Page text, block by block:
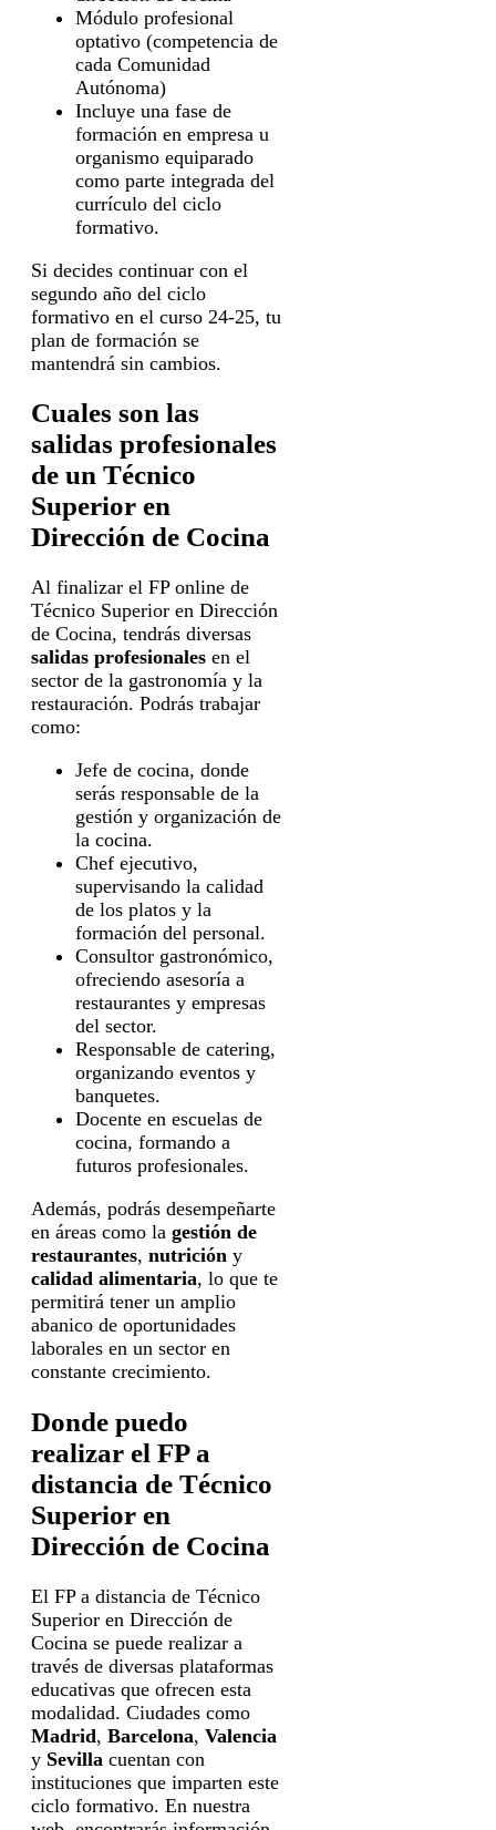
Módulo profesional
optativo (competencia de
cada Comunidad
Autónoma)
Incluye una fase de
formación en empresa u
organismo equiparado
como parte integrada del
currículo del ciclo
formativo.
Si decides continuar con el
segundo año del ciclo
formativo en el curso 24-25, tu
plan de formación se
mantendrá sin cambios.
Cuales son las
salidas profesionales
de un Técnico
Superior en
Dirección de Cocina
Al finalizar el FP online de
Técnico Superior en Dirección
de Cocina, tendrás diversas
salidas profesionales en el
sector de la gastronomía y la
restauración. Podrás trabajar
como:
Jefe de cocina, donde
serás responsable de la
gestión y organización de
la cocina.
Chef ejecutivo,
supervisando la calidad
de los platos y la
formación del personal.
Consultor gastronómico,
ofreciendo asesoría a
restaurantes y empresas
del sector.
Responsable de catering,
organizando eventos y
banquetes.
Docente en escuelas de
cocina, formando a
futuros profesionales.
Además, podrás desempeñarte
en áreas como la gestión de
restaurantes, nutrición y
calidad alimentaria, lo que te
permitirá tener un amplio
abanico de oportunidades
laborales en un sector en
constante crecimiento.
Donde puedo
realizar el FP a
distancia de Técnico
Superior en
Dirección de Cocina
El FP a distancia de Técnico
Superior en Dirección de
Cocina se puede realizar a
través de diversas plataformas
educativas que ofrecen esta
modalidad. Ciudades como
Madrid, Barcelona, Valencia
y Sevilla cuentan con
instituciones que imparten este
ciclo formativo. En nuestra